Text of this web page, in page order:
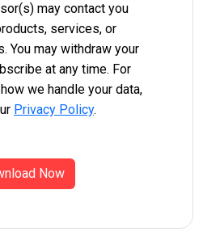
may contact you
services, or
You may withdraw your
at any time. For
we handle your data,
Privacy Policy.
Now